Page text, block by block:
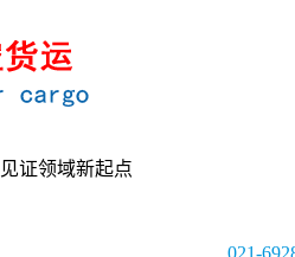
见证领域新起点
021-